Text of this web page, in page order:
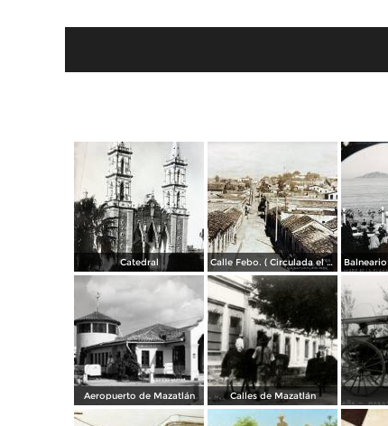
Catedral Calle Febo. ( Circulada el 22 de Septiembre de 1934 ).
Aeropuerto de Mazatlán Calles de Mazatlán